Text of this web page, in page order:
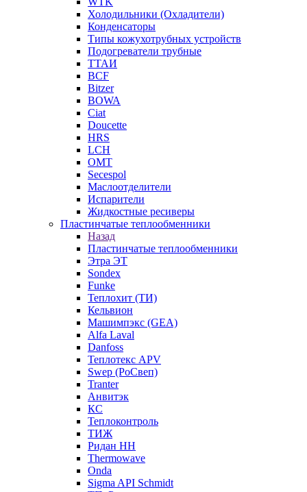
Холодильники (Охладители)
Конденсаторы
Типы кожухотрубных устройств
Подогреватели трубные
ТТАИ
BCF
Bitzer
BOWA
Ciat
Doucette
HRS
LCH
OMT
Secespol
Маслоотделители
Испарители
Жидкостные ресиверы
Пластинчатые теплообменники
Назад
Пластинчатые теплообменники
Этра ЭТ
Sondex
Funke
Теплохит (ТИ)
Кельвион
Машимпэкс (GEA)
Alfa Laval
Danfoss
Теплотекс APV
Swep (РоСвеп)
Tranter
Анвитэк
КС
Теплоконтроль
ТИЖ
Ридан НН
Thermowave
Onda
Sigma API Schmidt